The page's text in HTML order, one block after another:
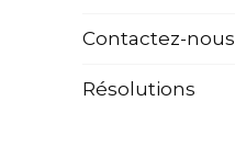
Contactez-nous
Résolutions